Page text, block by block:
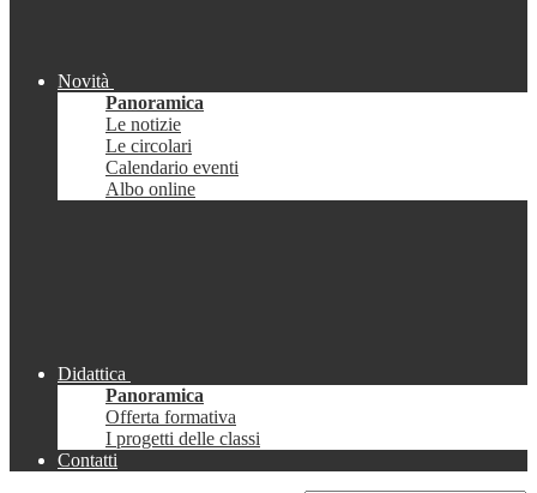
Novità
Panoramica
Le notizie
Le circolari
Calendario eventi
Albo online
Didattica
Panoramica
Offerta formativa
I progetti delle classi
Contatti